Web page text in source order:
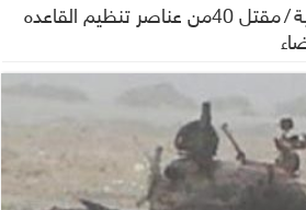
/
مقتل 40من عناصر تنظيم القاعده